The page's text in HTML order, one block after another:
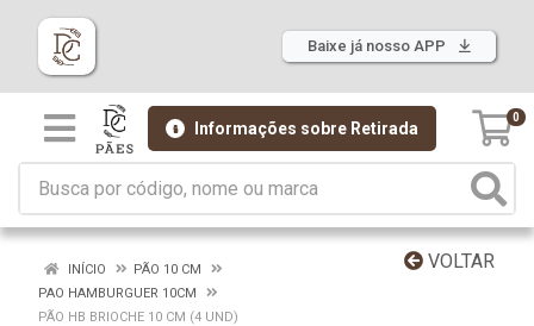
Baixe já nosso APP
Informações sobre Retirada
0
VOLTAR
INÍCIO
PÃO 10 CM
PAO HAMBURGUER 10CM
PÃO HB BRIOCHE 10 CM (4 UND)